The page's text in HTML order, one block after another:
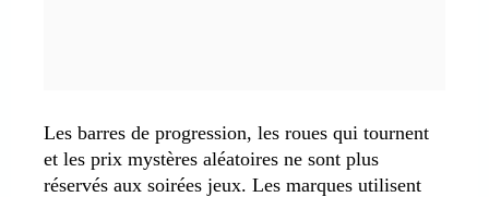
Les barres de progression, les roues qui tournent
et les prix mystères aléatoires ne sont plus
réservés aux soirées jeux. Les marques utilisent